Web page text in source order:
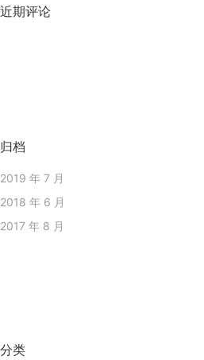
近期评论
归档
2019 年 7 月
2018 年 6 月
2017 年 8 月
分类